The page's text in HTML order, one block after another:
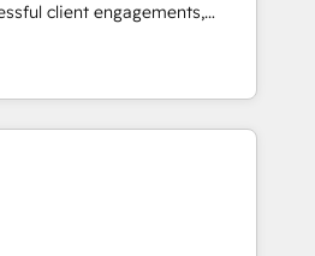
de
marketing (SEO, SEA,
marketing, ABM, IA,
HubSpot réussies - 40
certifications HubSpot
client engagements,
complexity into
From onboarding to
our in-house team
that drive long-term
automation setup •
and data cleanups •
integrations 📈 End-to-